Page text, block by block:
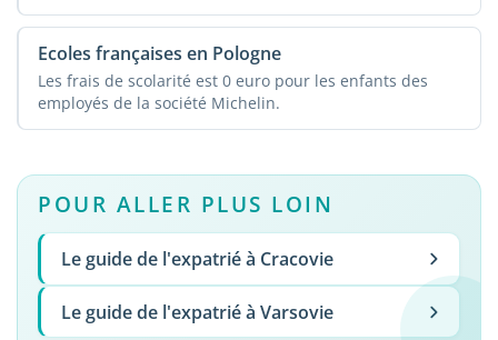
Ecoles françaises en Pologne
Les frais de scolarité est 0 euro pour les enfants des
employés de la société Michelin.
POUR ALLER PLUS LOIN
Le guide de l'expatrié à Cracovie
Le guide de l'expatrié à Varsovie